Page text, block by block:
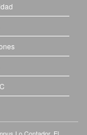
Lo Contador. El